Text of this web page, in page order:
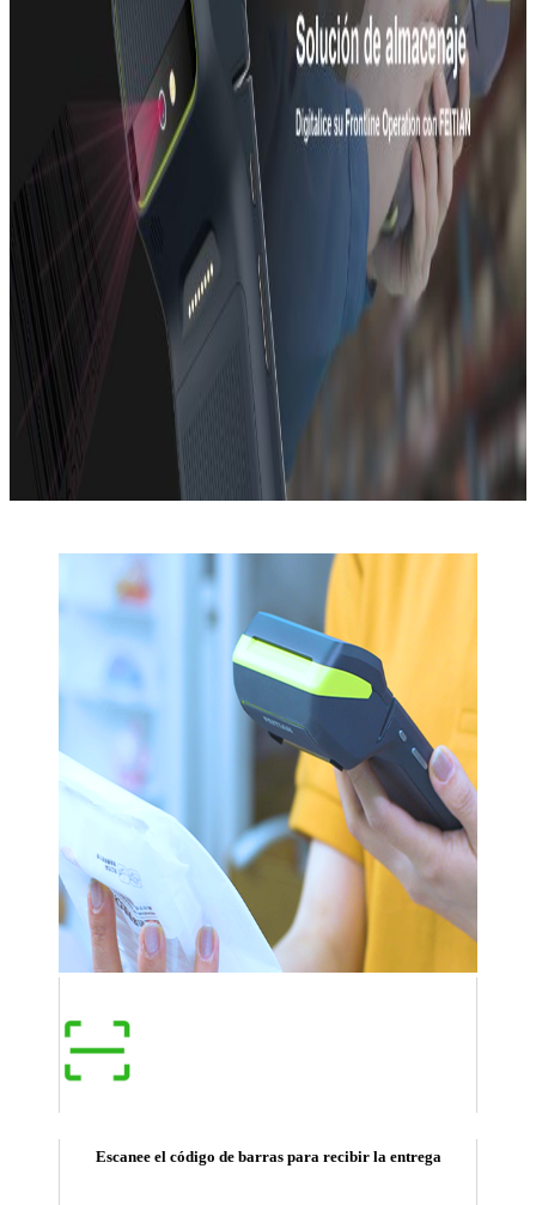
Escanee el código de barras para recibir la entrega